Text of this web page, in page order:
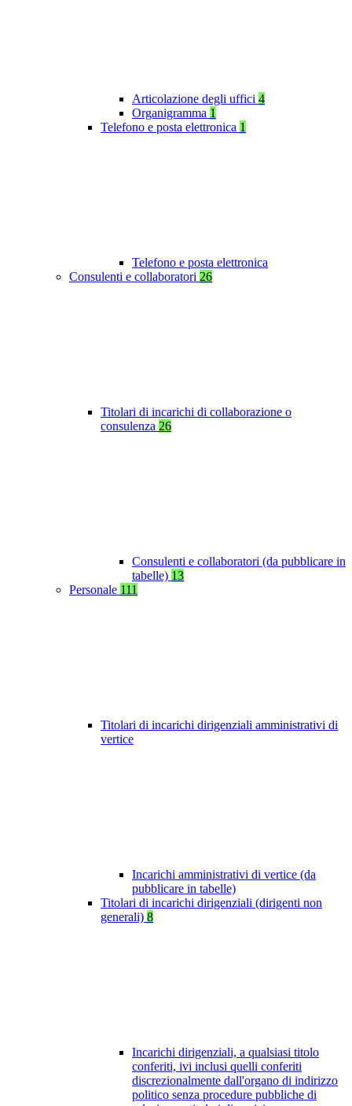
Articolazione degli uffici 4
Organigramma 1
Telefono e posta elettronica 1
Telefono e posta elettronica
Consulenti e collaboratori 26
Titolari di incarichi di collaborazione o
consulenza 26
Consulenti e collaboratori (da pubblicare in
tabelle) 13
Personale 111
Titolari di incarichi dirigenziali amministrativi di
vertice
Incarichi amministrativi di vertice (da
pubblicare in tabelle)
Titolari di incarichi dirigenziali (dirigenti non
generali) 8
Incarichi dirigenziali, a qualsiasi titolo
conferiti, ivi inclusi quelli conferiti
discrezionalmente dall'organo di indirizzo
politico senza procedure pubbliche di